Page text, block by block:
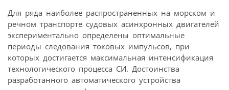
Для ряда наиболее распространенных на морском и
речном транспорте судовых асинхронных двигателей
экспериментально определены оптимальные
периоды следования токовых импульсов, при
которых достигается максимальная интенсификация
технологического процесса СИ. Достоинства
разработанного автоматического устройства